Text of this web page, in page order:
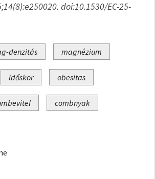
doi:10.1530/EC-25-
denzitás magnézium
időskor obesitas
combnyak